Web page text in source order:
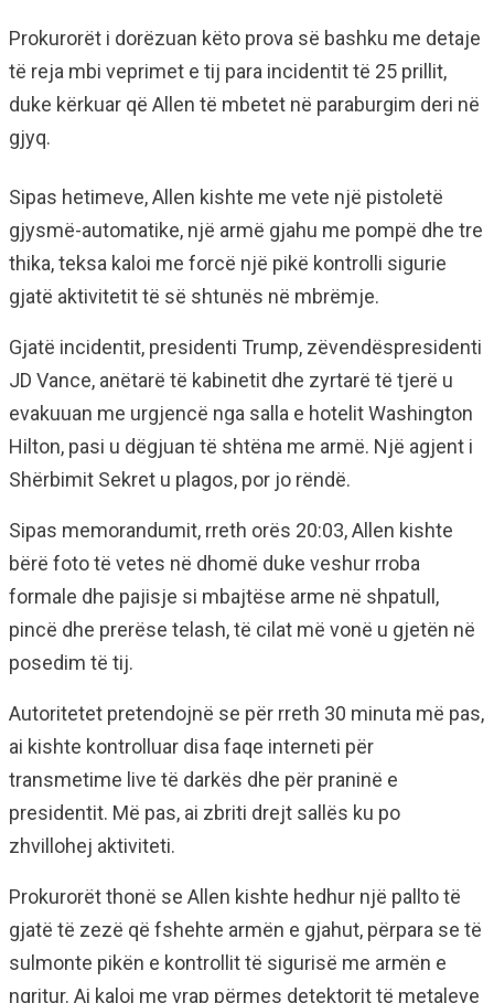
Prokurorët i dorëzuan këto prova së bashku me detaje
të reja mbi veprimet e tij para incidentit të 25 prillit,
duke kërkuar që Allen të mbetet në paraburgim deri në
gjyq.
Sipas hetimeve, Allen kishte me vete një pistoletë
gjysmë-automatike, një armë gjahu me pompë dhe tre
thika, teksa kaloi me forcë një pikë kontrolli sigurie
gjatë aktivitetit të së shtunës në mbrëmje.
Gjatë incidentit, presidenti Trump, zëvendëspresidenti
JD Vance, anëtarë të kabinetit dhe zyrtarë të tjerë u
evakuuan me urgjencë nga salla e hotelit Washington
Hilton, pasi u dëgjuan të shtëna me armë. Një agjent i
Shërbimit Sekret u plagos, por jo rëndë.
Sipas memorandumit, rreth orës 20:03, Allen kishte
bërë foto të vetes në dhomë duke veshur rroba
formale dhe pajisje si mbajtëse arme në shpatull,
pincë dhe prerëse telash, të cilat më vonë u gjetën në
posedim të tij.
Autoritetet pretendojnë se për rreth 30 minuta më pas,
ai kishte kontrolluar disa faqe interneti për
transmetime live të darkës dhe për praninë e
presidentit. Më pas, ai zbriti drejt sallës ku po
zhvillohej aktiviteti.
Prokurorët thonë se Allen kishte hedhur një pallto të
gjatë të zezë që fshehte armën e gjahut, përpara se të
sulmonte pikën e kontrollit të sigurisë me armën e
ngritur. Ai kaloi me vrap përmes detektorit të metaleve